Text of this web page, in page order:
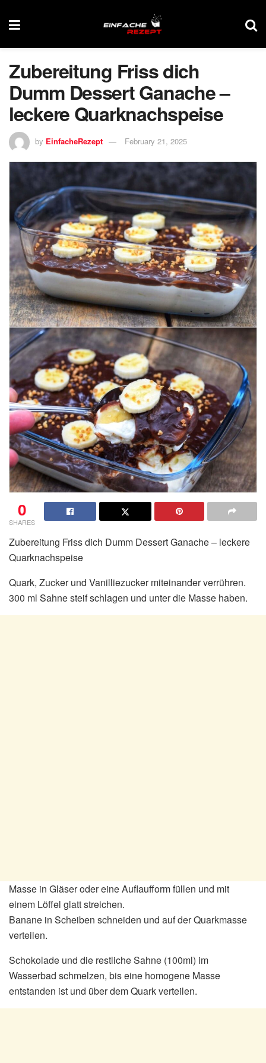
Zubereitung Friss dich
Dumm Dessert Ganache –
leckere Quarknachspeise
by EinfacheRezept February 21, 2025
0
SHARES
Zubereitung Friss dich Dumm Dessert Ganache – leckere
Quarknachspeise
Quark, Zucker und Vanilliezucker miteinander verrühren.
300 ml Sahne steif schlagen und unter die Masse haben.
Masse in Gläser oder eine Auflaufform füllen und mit
einem Löffel glatt streichen.
Banane in Scheiben schneiden und auf der Quarkmasse
verteilen.
Schokolade und die restliche Sahne (100ml) im
Wasserbad schmelzen, bis eine homogene Masse
entstanden ist und über dem Quark verteilen.